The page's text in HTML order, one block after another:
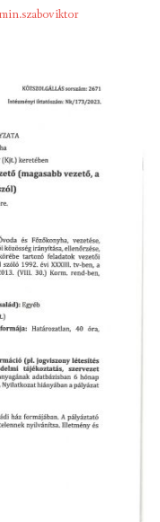
– 2026.
KÉPVISELŐK